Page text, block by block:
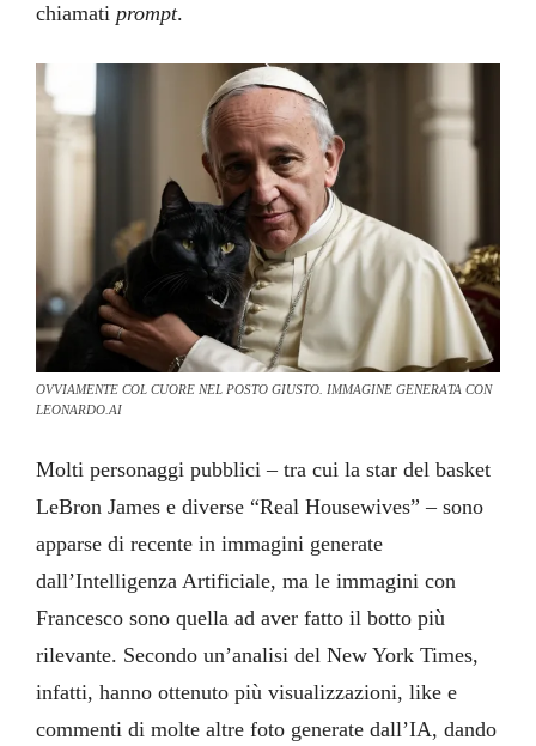
chiamatiprompt.
OVVIAMENTE COL CUORE NEL POSTO GIUSTO. IMMAGINE GENERATA CON
LEONARDO.AI
Molti personaggi pubblici – tra cui la star del basket
LeBron James e diverse “Real Housewives” – sono
apparse di recente in immagini generate
dall’Intelligenza Artificiale, ma le immagini con
Francesco sono quella ad aver fatto il botto più
rilevante. Secondo un’analisi del New York Times,
infatti, hanno ottenuto più visualizzazioni, like e
commenti di molte altre foto generate dall’IA, dando